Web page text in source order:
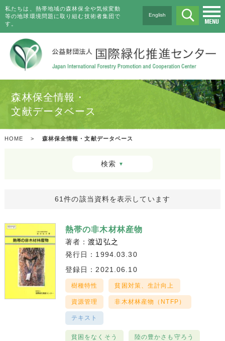
私たちは、熱帯地域の森林保全や気候変動
等の地球環境問題に取り組む技術者集団で
す。
English
森林保全情報・
文献データベース
HOME > 森林保全情報・文献データベース
検索 ▼
61件の該当資料を表示しています
熱帯の非木材林産物
著者：渡辺弘之
発行日：1994.03.30
登録日：2021.06.10
樹種特性 貧困対策、生計向上
資源管理 非木材林産物（NTFP）
テキスト
貧困をなくそう 陸の豊かさも守ろう